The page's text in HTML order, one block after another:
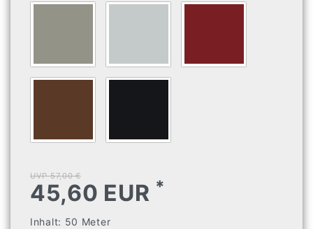
UVP 57,00 €
45,60 EUR *
Inhalt: 50 Meter